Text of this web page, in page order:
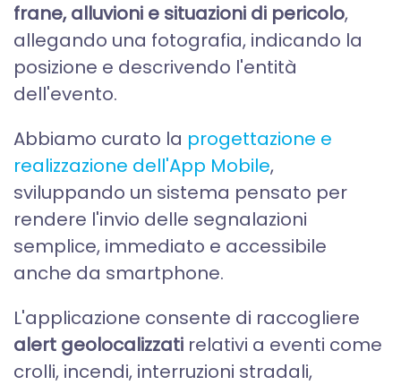
frane, alluvioni e situazioni di pericolo,
allegando una fotografia, indicando la
posizione e descrivendo l'entità
dell'evento.
Abbiamo curato la progettazione e
realizzazione dell'App Mobile,
sviluppando un sistema pensato per
rendere l'invio delle segnalazioni
semplice, immediato e accessibile
anche da smartphone.
L'applicazione consente di raccogliere
alert geolocalizzati relativi a eventi come
crolli, incendi, interruzioni stradali,